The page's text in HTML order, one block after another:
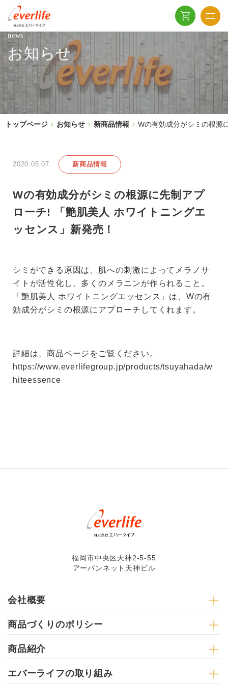
news
お知らせ
トップページ お知らせ 新商品情報 Wの有効成分がシミの根源
2020.05.07 新商品情報
Wの有効成分がシミの根源に先制アプ
ローチ! 「艶肌美人 ホワイトニングエ
ッセンス」新発売！
シミができる原因は、肌への刺激によってメラノサ
イトが活性化し、多くのメラニンが作られること。
「艶肌美人 ホワイトニングエッセンス」は、Wの有
効成分がシミの根源にアプローチしてくれます。
詳細は、商品ページをご覧ください。
https://www.everlifegroup.jp/products/tsuyahada/w
hiteessence
福岡市中央区天神2-5-55
アーバンネット天神ビル
会社概要
商品づくりのポリシー
商品紹介
エバーライフの取り組み